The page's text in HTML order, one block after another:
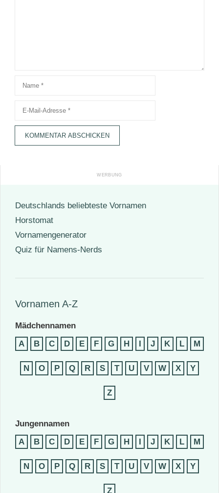
Name
Deutschlands beliebteste Vornamen
Horstomat
Vornamengenerator
Quiz für Namens-Nerds
Vornamen A-Z
Mädchennamen
A
B C D E F G H I J K L M
N O P Q R S T U V W X Y
Z
Jungennamen
A
B C D E F G H I J K L M
N O P Q R S T U V W X Y
Z